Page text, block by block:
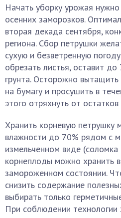
Начать уборку урожая
осенних заморозков.
вторая декада сентября,
региона. Сбор петрушки
сухую и безветренную
обрезать листья, оставит
грунта. Осторожно
на бумагу и просушить в
этого отряхнуть от
Хранить корневую петрушку
влажности до 70% рядом с
измельченном виде
корнеплоды можно хранить
замороженном состоянии.
снизить содержание
выбирать только
При соблюдении технологии